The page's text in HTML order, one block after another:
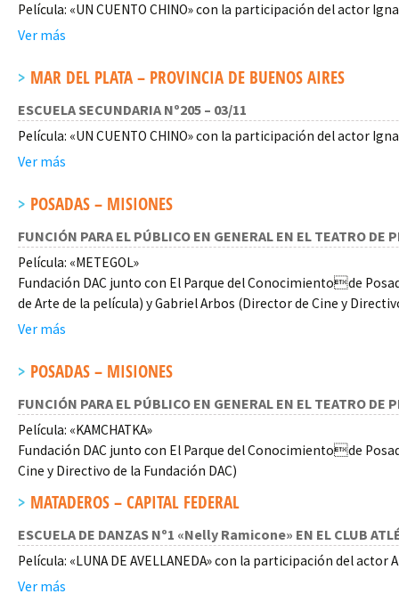
Película: «UN CUENTO CHINO» con la participación del actor
Ver más
MAR DEL PLATA – PROVINCIA DE BUENOS AIRES
ESCUELA SECUNDARIA Nº205 – 03/11
Película: «UN CUENTO CHINO» con la participación del actor
Ver más
POSADAS – MISIONES
FUNCIÓN PARA EL PÚBLICO EN GENERAL EN EL TEATRO DE
Película: «METEGOL»
Fundación DAC junto con El Parque del Conocimientode
de Arte de la película) y Gabriel Arbos (Director de Cine y
Ver más
POSADAS – MISIONES
FUNCIÓN PARA EL PÚBLICO EN GENERAL EN EL TEATRO DE
Película: «KAMCHATKA»
Fundación DAC junto con El Parque del Conocimientode
Cine y Directivo de la Fundación DAC)
MATADEROS – CAPITAL FEDERAL
ESCUELA DE DANZAS Nº1 «Nelly Ramicone» EN EL CLUB
Película: «LUNA DE AVELLANEDA» con la participación del actor
Ver más